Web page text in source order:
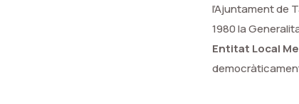
l’Ajuntament de
1980 la
Entitat Local